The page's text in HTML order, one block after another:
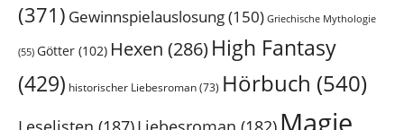
(371) Gewinnspielauslosung(150) Griechische Mythologie
(55) Götter (102) Hexen (286) High Fantasy
(429) historischer Liebesroman(73) Hörbuch (540)
Magie